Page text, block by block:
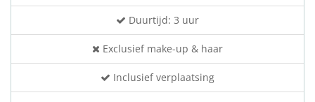
Duurtijd: 3 uur
Exclusief make-up & haar
Inclusief verplaatsing